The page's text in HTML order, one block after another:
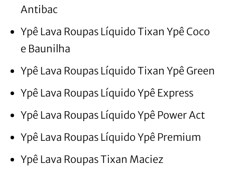
Antibac
Ypê Lava Roupas Líquido Tixan Ypê Coco
e Baunilha
Ypê Lava Roupas Líquido Tixan Ypê Green
Ypê Lava Roupas Líquido Ypê Express
Ypê Lava Roupas Líquido Ypê Power Act
Ypê Lava Roupas Líquido Ypê Premium
Ypê Lava Roupas Tixan Maciez